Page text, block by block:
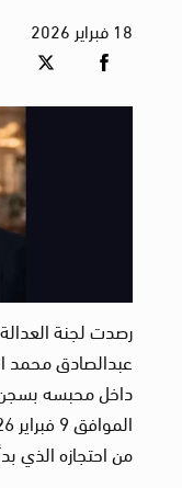
18فبراير 2026
رصدت لجنة
داخل محبسه بسجن
من احتجازه الذي بدأ في 24